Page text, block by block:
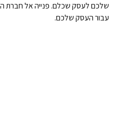
שלכם לעסק שכלם. פנייה אל חברת
עבור העסק שלכם.